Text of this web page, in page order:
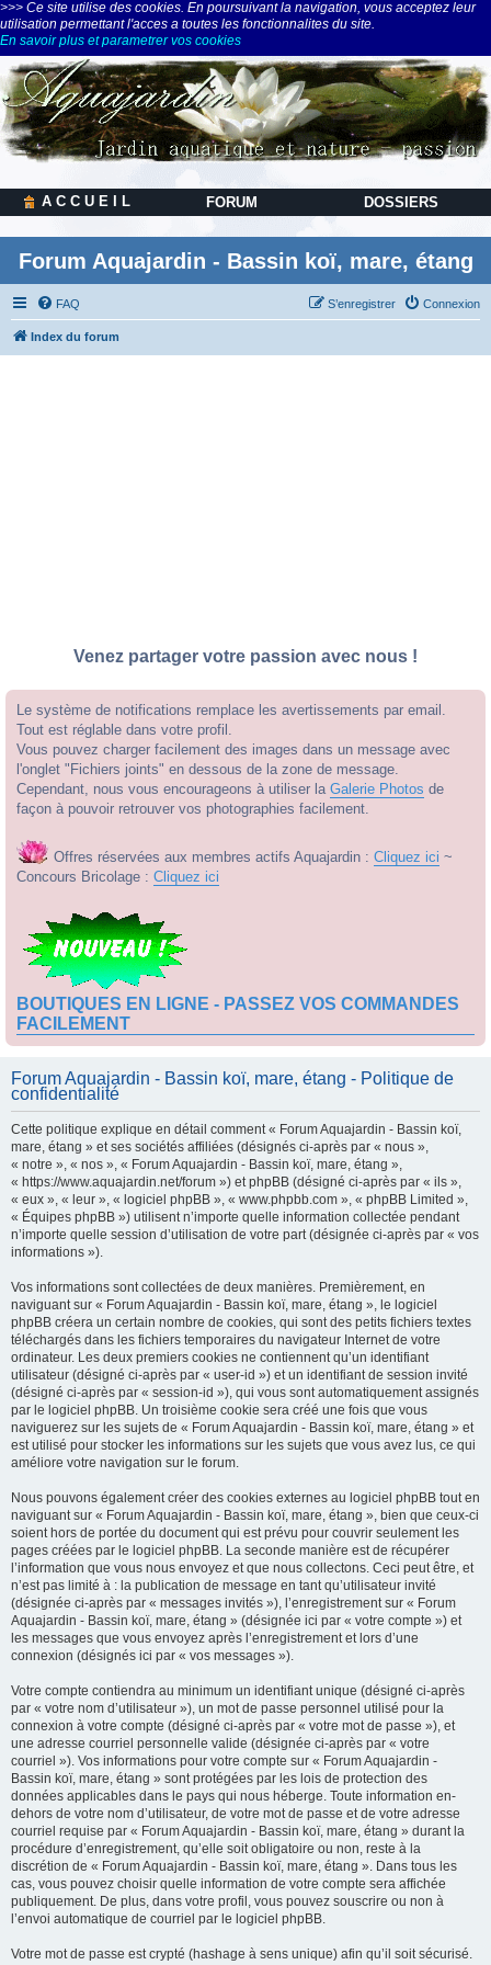
>>> Ce site utilise des cookies. En poursuivant la navigation, vous acceptez leur
utilisation permettant l'acces a toutes les fonctionnalites du site.
En savoir plus et parametrer vos cookies
A C C U E I L FORUM DOSSIERS
Forum Aquajardin - Bassin koï, mare, étang
FAQ Connexion
S’enregistrer
Index du forum
Venez partager votre passion avec nous !
Le système de notifications remplace les avertissements par email.
Tout est réglable dans votre profil.
Vous pouvez charger facilement des images dans un message avec
l'onglet "Fichiers joints" en dessous de la zone de message.
Cependant, nous vous encourageons à utiliser la Galerie Photos de
façon à pouvoir retrouver vos photographies facilement.
Offres réservées aux membres actifs Aquajardin : Cliquez ici ~
Concours Bricolage : Cliquez ici
BOUTIQUES EN LIGNE - PASSEZ VOS COMMANDES
FACILEMENT
Forum Aquajardin - Bassin koï, mare, étang - Politique de
confidentialité
Cette politique explique en détail comment « Forum Aquajardin - Bassin koï,
mare, étang » et ses sociétés affiliées (désignés ci-après par « nous »,
« notre », « nos », « Forum Aquajardin - Bassin koï, mare, étang »,
« https://www.aquajardin.net/forum ») et phpBB (désigné ci-après par « ils »,
« eux », « leur », « logiciel phpBB », « www.phpbb.com », « phpBB Limited »,
« Équipes phpBB ») utilisent n’importe quelle information collectée pendant
n’importe quelle session d’utilisation de votre part (désignée ci-après par « vos
informations »).
Vos informations sont collectées de deux manières. Premièrement, en
naviguant sur « Forum Aquajardin - Bassin koï, mare, étang », le logiciel
phpBB créera un certain nombre de cookies, qui sont des petits fichiers textes
téléchargés dans les fichiers temporaires du navigateur Internet de votre
ordinateur. Les deux premiers cookies ne contiennent qu’un identifiant
utilisateur (désigné ci-après par « user-id ») et un identifiant de session invité
(désigné ci-après par « session-id »), qui vous sont automatiquement assignés
par le logiciel phpBB. Un troisième cookie sera créé une fois que vous
naviguerez sur les sujets de « Forum Aquajardin - Bassin koï, mare, étang » et
est utilisé pour stocker les informations sur les sujets que vous avez lus, ce qui
améliore votre navigation sur le forum.
Nous pouvons également créer des cookies externes au logiciel phpBB tout en
naviguant sur « Forum Aquajardin - Bassin koï, mare, étang », bien que ceux-ci
soient hors de portée du document qui est prévu pour couvrir seulement les
pages créées par le logiciel phpBB. La seconde manière est de récupérer
l’information que vous nous envoyez et que nous collectons. Ceci peut être, et
n’est pas limité à : la publication de message en tant qu’utilisateur invité
(désignée ci-après par « messages invités »), l’enregistrement sur « Forum
Aquajardin - Bassin koï, mare, étang » (désignée ici par « votre compte ») et
les messages que vous envoyez après l’enregistrement et lors d’une
connexion (désignés ici par « vos messages »).
Votre compte contiendra au minimum un identifiant unique (désigné ci-après
par « votre nom d’utilisateur »), un mot de passe personnel utilisé pour la
connexion à votre compte (désigné ci-après par « votre mot de passe »), et
une adresse courriel personnelle valide (désignée ci-après par « votre
courriel »). Vos informations pour votre compte sur « Forum Aquajardin -
Bassin koï, mare, étang » sont protégées par les lois de protection des
données applicables dans le pays qui nous héberge. Toute information en-
dehors de votre nom d’utilisateur, de votre mot de passe et de votre adresse
courriel requise par « Forum Aquajardin - Bassin koï, mare, étang » durant la
procédure d’enregistrement, qu’elle soit obligatoire ou non, reste à la
discrétion de « Forum Aquajardin - Bassin koï, mare, étang ». Dans tous les
cas, vous pouvez choisir quelle information de votre compte sera affichée
publiquement. De plus, dans votre profil, vous pouvez souscrire ou non à
l’envoi automatique de courriel par le logiciel phpBB.
Votre mot de passe est crypté (hashage à sens unique) afin qu’il soit sécurisé.